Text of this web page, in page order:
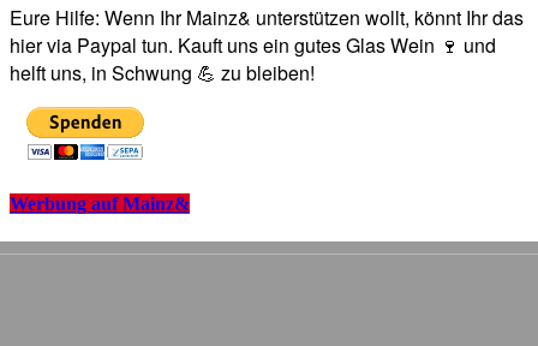
Eure Hilfe: Wenn Ihr Mainz& unterstützen wollt, könnt Ihr das
hier via Paypal tun. Kauft uns ein gutes Glas Wein 🍷 und
helft uns, in Schwung 💪 zu bleiben!
Werbung auf Mainz&